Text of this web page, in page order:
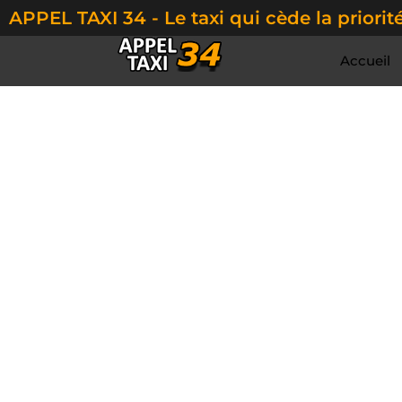
APPEL TAXI 34 - Le taxi qui cède la
Accueil